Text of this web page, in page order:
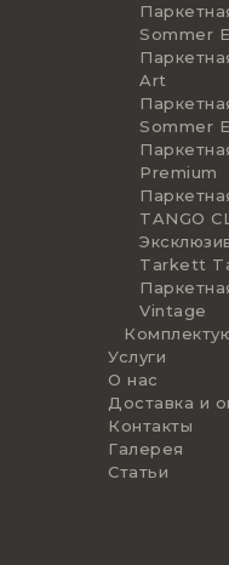
Sommer
Art
Sommer
Premium
TANGO
Tarkett
Vintage
Услуги
О нас
Доставка и
Контакты
Галерея
Статьи